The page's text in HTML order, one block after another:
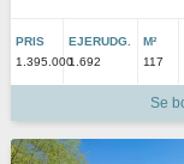
PRIS
1.395.000
EJERUDG.
1.692
M²
117
Se